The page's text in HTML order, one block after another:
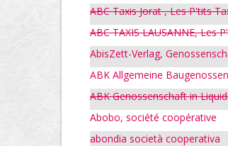
ABC Taxis Jorat , Les P'tits
ABC TAXIS LAUSANNE, Les
AbisZett-Verlag,
ABK Allgemeine
ABK Genossenschaft in
Abobo, société coopérative
abondia società cooperativa